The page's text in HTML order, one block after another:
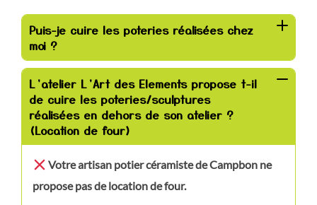
Puis-je cuire les poteries réalisées chez
moi ?
L’atelier L’Art des Elements propose t-il
de cuire les poteries/sculptures
réalisées en dehors de son atelier ?
(Location de four)
Votre artisan potier céramiste de Campbon ne
propose pas de location de four.